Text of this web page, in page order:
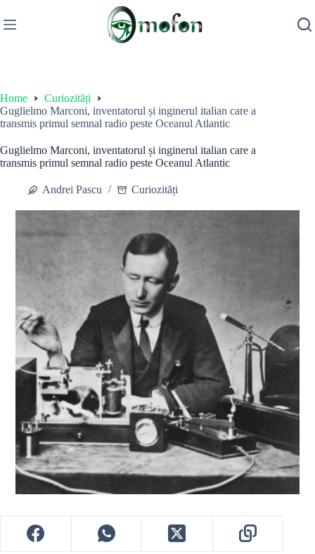
to
content
Home
Curiozități
Guglielmo Marconi, inventatorul și inginerul italian care a
transmis primul semnal radio peste Oceanul Atlantic
Guglielmo Marconi, inventatorul și inginerul italian care a
transmis primul semnal radio peste Oceanul Atlantic
Andrei Pascu Curiozități